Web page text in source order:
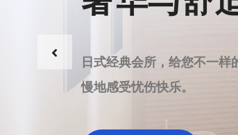
北京房山区SPA不仅正规
让身心放松的场所，不妨